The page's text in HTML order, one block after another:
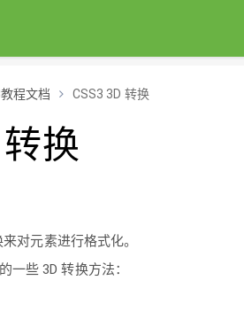
程文档 CSS3 3D 转换
换
对元素进行格式化。
一些 3D 转换方法：